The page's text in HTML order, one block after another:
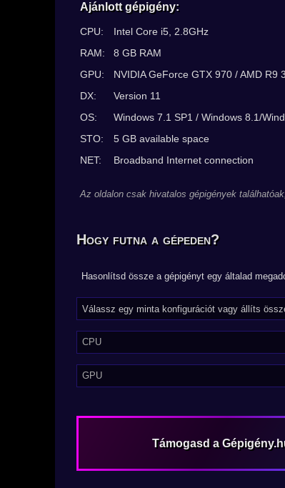
Ajánlott gépigény:
CPU:
Intel Core i5, 2.8GHz
RAM:
8 GB RAM
GPU:
NVIDIA GeForce GTX 970 / AMD R9
DX:
Version 11
OS:
Windows 7.1 SP1 / Windows 8.1/
STO:
5 GB available space
NET:
Broadband Internet connection
Az oldalon csak hivatalos gépigények
Hogy futna a gépeden?
Hasonlítsd össze a gépigényt egy általad
CPU
GPU
Támogasd a